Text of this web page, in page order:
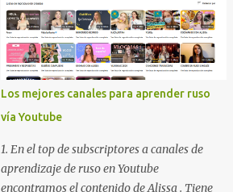
Los mejores canales para aprender ruso
vía Youtube
1. En el top de subscriptores a canales de
aprendizaje de ruso en Youtube
encontramos el contenido de Alissa . Tiene